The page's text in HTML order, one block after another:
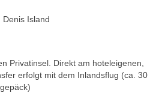
Denis Island
Privatinsel. Direkt am hoteleigenen,
erfolgt mit dem Inlandsflug (ca. 30